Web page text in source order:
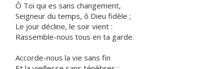
Ô Toi qui es sans changement,
Seigneur du temps, ô Dieu fidèle ;
Le jour décline, le soir vient :
Rassemble-nous tous en ta garde.
Accorde-nous la vie sans fin